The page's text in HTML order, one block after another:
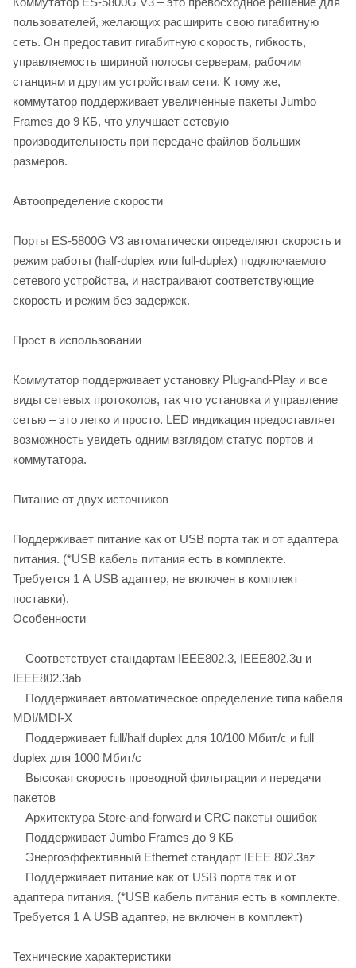
пользователей, желающих расширить свою гигабитную
сеть. Он предоставит гигабитную скорость, гибкость,
управляемость шириной полосы серверам, рабочим
станциям и другим устройствам сети. К тому же,
коммутатор поддерживает увеличенные пакеты Jumbo
Frames до 9 КБ, что улучшает сетевую
производительность при передаче файлов больших
размеров.
Автоопределение скорости
Порты ES-5800G V3 автоматически определяют скорость и
режим работы (half-duplex или full-duplex) подключаемого
сетевого устройства, и настраивают соответствующие
скорость и режим без задержек.
Прост в использовании
Коммутатор поддерживает установку Plug-and-Play и все
виды сетевых протоколов, так что установка и управление
сетью – это легко и просто. LED индикация предоставляет
возможность увидеть одним взглядом статус портов и
коммутатора.
Питание от двух источников
Поддерживает питание как от USB порта так и от адаптера
питания. (*USB кабель питания есть в комплекте.
Требуется 1 А USB адаптер, не включен в комплект
поставки).
Особенности
Соответствует стандартам IEEE802.3, IEEE802.3u и
IEEE802.3ab
Поддерживает автоматическое определение типа кабеля
MDI/MDI-X
Поддерживает full/half duplex для 10/100 Мбит/с и full
duplex для 1000 Мбит/с
Высокая скорость проводной фильтрации и передачи
пакетов
Архитектура Store-and-forward и CRC пакеты ошибок
Поддерживает Jumbo Frames до 9 КБ
Энергоэффективный Ethernet стандарт IEEE 802.3az
Поддерживает питание как от USB порта так и от
адаптера питания. (*USB кабель питания есть в комплекте.
Требуется 1 А USB адаптер, не включен в комплект)
Технические характеристики